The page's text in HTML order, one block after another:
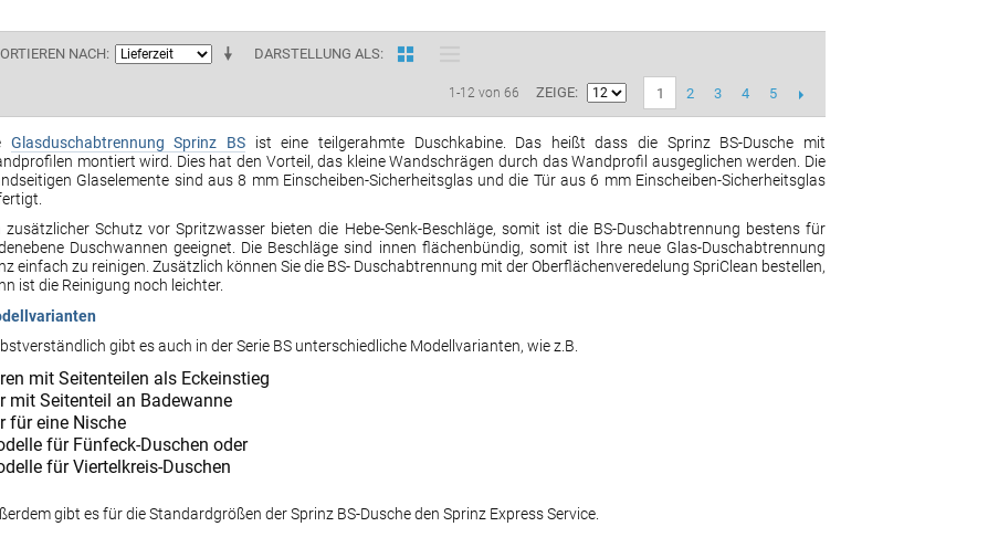
Glasduschabtrennung Sprinz BSist eine teilgerahmte Duschkabine. Das heißt dass die Sprinz BS-Dusche mit
montiert wird. Dies hat den Vorteil, das kleine Wandschrägen durch das Wandprofil ausgeglichen werden. Die
Glaselemente sind aus 8 mm Einscheiben-Sicherheitsglas und die Tür aus 6 mm Einscheiben-Sicherheitsglas
zusätzlicher Schutz vor Spritzwasser bieten die Hebe-Senk-Beschläge, somit ist die BS-Duschabtrennung bestens für
Duschwannen geeignet. Die Beschläge sind innen flächenbündig, somit ist Ihre neue Glas-Duschabtrennung
einfach zu reinigen. Zusätzlich können Sie die BS- Duschabtrennung mit der Oberflächenveredelung SpriClean bestellen,
ist die Reinigung noch leichter.
gibt es auch in der Serie BS unterschiedliche Modellvarianten, wie z.B.
mit Seitenteilen als Eckeinstieg
mit Seitenteil an Badewanne
für eine Nische
für Fünfeck-Duschen oder
für Viertelkreis-Duschen
gibt es für die Standardgrößen der Sprinz BS-Dusche den Sprinz Express Service.
DARSTELLUNG ALS
NACH
1-12 von 66 ZEIGE 1 2 3 4 5